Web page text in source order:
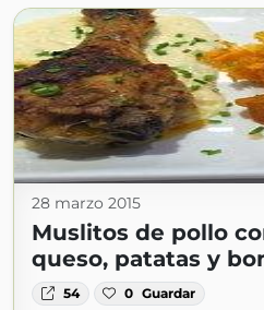
28 marzo 2015
Muslitos de pollo
queso, patatas y
54 0 Guardar